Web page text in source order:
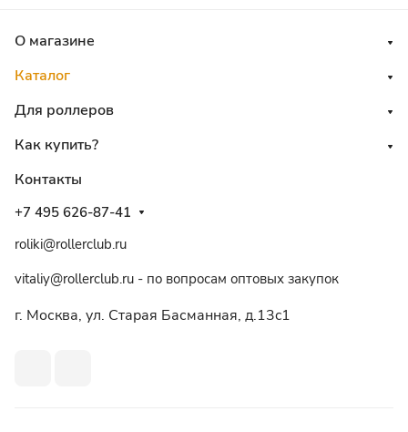
О магазине
Каталог
Для роллеров
Как купить?
Контакты
+7 495 626-87-41
roliki@rollerclub.ru
vitaliy@rollerclub.ru - по вопросам оптовых закупок
г. Москва, ул. Старая Басманная, д.13c1